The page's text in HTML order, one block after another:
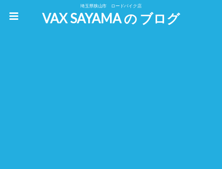
埼玉県狭山市 ロードバイク店
VAX SAYAMA の ブログ